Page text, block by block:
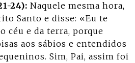
24): Naquele mesma hora,
Santo e disse: «Eu te
céu e da terra, porque
aos sábios e entendidos
Sim, Pai, assim foi